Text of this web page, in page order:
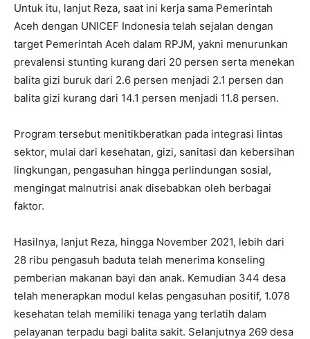
Untuk itu, lanjut Reza, saat ini kerja sama Pemerintah
Aceh dengan UNICEF Indonesia telah sejalan dengan
target Pemerintah Aceh dalam RPJM, yakni menurunkan
prevalensi stunting kurang dari 20 persen serta menekan
balita gizi buruk dari 2.6 persen menjadi 2.1 persen dan
balita gizi kurang dari 14.1 persen menjadi 11.8 persen.
Program tersebut menitikberatkan pada integrasi lintas
sektor, mulai dari kesehatan, gizi, sanitasi dan kebersihan
lingkungan, pengasuhan hingga perlindungan sosial,
mengingat malnutrisi anak disebabkan oleh berbagai
faktor.
Hasilnya, lanjut Reza, hingga November 2021, lebih dari
28 ribu pengasuh baduta telah menerima konseling
pemberian makanan bayi dan anak. Kemudian 344 desa
telah menerapkan modul kelas pengasuhan positif, 1.078
kesehatan telah memiliki tenaga yang terlatih dalam
pelayanan terpadu bagi balita sakit. Selanjutnya 269 desa